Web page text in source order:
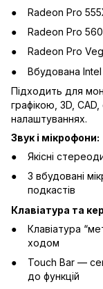
Radeon Pro
Radeon Pro
Radeon Pro
Вбудована
Підходить для
графікою, 3D,
налаштуваннях.
Звук і мікрофони:
Якісні
3 вбудовані
подкастів
Клавіатура та
Клавіатура
ходом
Touch Bar —
до функцій